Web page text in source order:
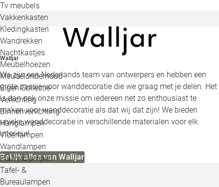
Tv meubels
Vakkenkasten
Kledingkasten
Wandrekken
Nachtkastjes
Meubelhoezen
Meubelonderhoud
Eigen Collectie
Verlichting
Binnenverlichting
Hanglampen
Vloerlampen
Wandlampen
Plafondlampen
Tafel- &
Bureaulampen
Walljar
We zijn een Nederlands team van ontwerpers en hebben een
grote passie voor wanddecoratie die we graag met je delen. Het
is dan ook onze missie om iedereen net zo enthousiast te
maken voor wanddecoratie als dat wij dat zijn! We bieden
unieke wanddecoratie in verschillende materialen voor elk
interieur!
Bekijk alles van Walljar